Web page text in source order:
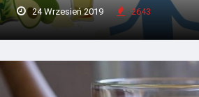
24 Wrzesień 2019 2643